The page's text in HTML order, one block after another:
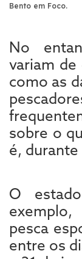
Bento em Foco.
No
variam de
como as
sobre o
é, durante
O
pesca
entre os